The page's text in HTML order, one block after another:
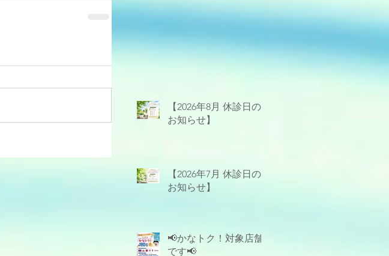
【2026年8月 休診日の
お知らせ】
【2026年7月 休診日の
お知らせ】
📢かなトク！対象店舗
です📢